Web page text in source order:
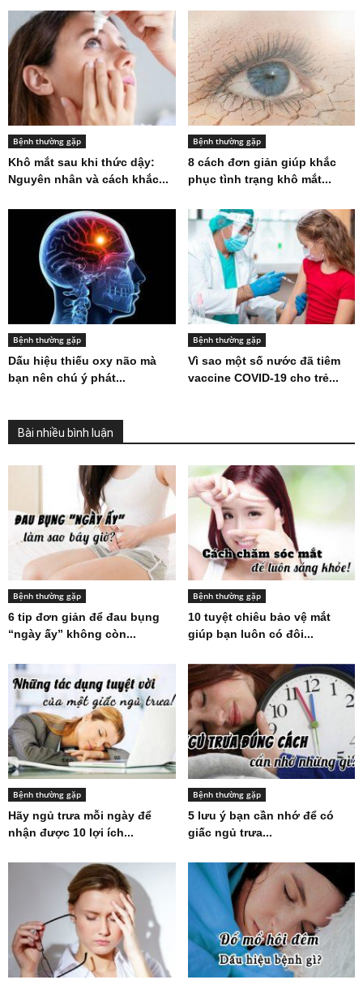
Bệnh thường gặp
Khô mắt sau khi thức dậy:
Nguyên nhân và cách khắc...
Bệnh thường gặp
8 cách đơn giản giúp khắc
phục tình trạng khô mắt...
Bệnh thường gặp
Dấu hiệu thiếu oxy não mà
bạn nên chú ý phát...
Bệnh thường gặp
Vì sao một số nước đã tiêm
vaccine COVID-19 cho trẻ...
Bài nhiều bình luận
Bệnh thường gặp
6 tip đơn giản để đau bụng
“ngày ấy” không còn...
Bệnh thường gặp
10 tuyệt chiêu bảo vệ mắt
giúp bạn luôn có đôi...
Bệnh thường gặp
Hãy ngủ trưa mỗi ngày để
nhận được 10 lợi ích...
Bệnh thường gặp
5 lưu ý bạn cần nhớ để có
giấc ngủ trưa...